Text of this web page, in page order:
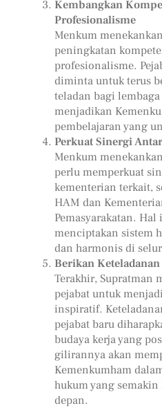
Kembangkan
Profesionalisme
Menkum
peningkatan
profesionalisme.
diminta untuk terus
teladan bagi
menjadikan
pembelajaran yang
Perkuat Sinergi
Menkum
perlu memperkuat
kementerian terkait,
HAM dan
Pemasyarakatan.
menciptakan sistem
dan harmonis di
Berikan
Terakhir, Supratman
pejabat untuk
inspiratif.
pejabat baru
budaya kerja yang
gilirannya akan
Kemenkumham
hukum yang
depan.